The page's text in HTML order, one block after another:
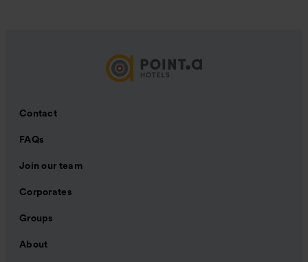
Contact
FAQs
Join our team
Corporates
Groups
About